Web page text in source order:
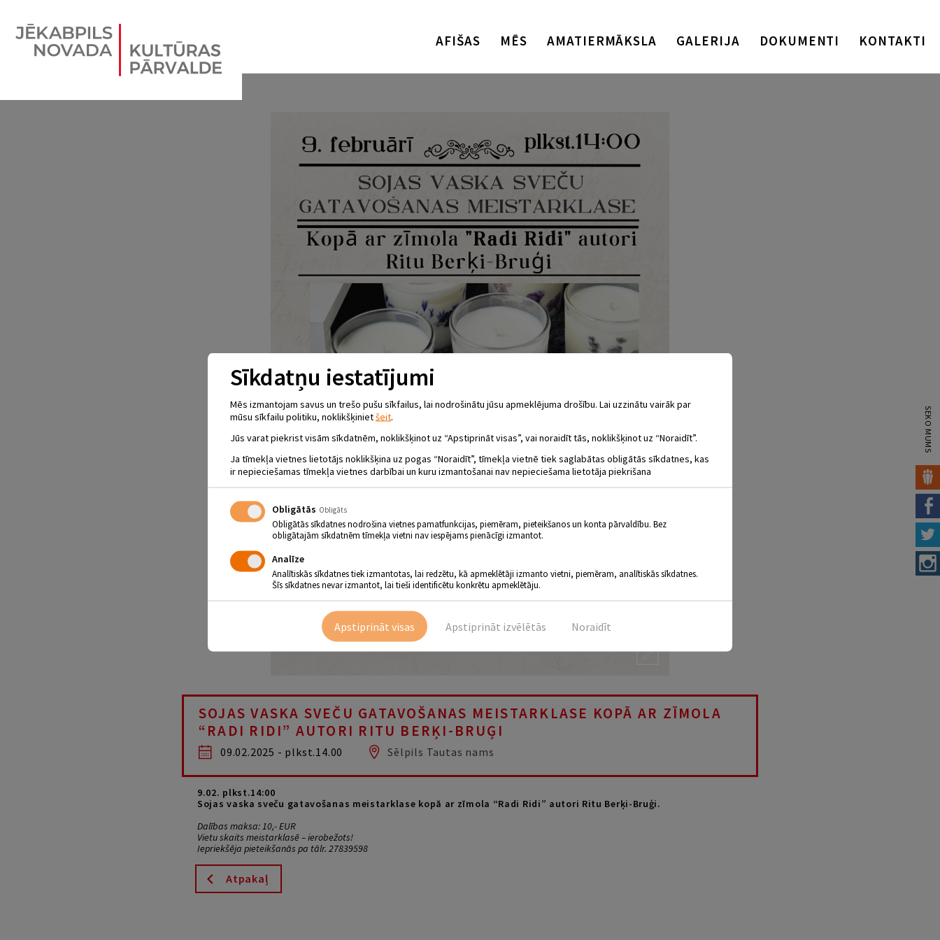
AFIŠAS MĒS AMATIERMĀKSLA GALERIJA DOKUMENTI KONTAKTI
SOJAS VASKA SVEČU GATAVOŠANAS MEISTARKLASE KOPĀ AR ZĪMOLA
“RADI RIDI” AUTORI RITU BERĶI-BRUĢI
09.02.2025 - plkst.14.00 Sēlpils Tautas nams
9.02. plkst.14:00
Sojas vaska sveču gatavošanas meistarklase kopā ar zīmola “Radi Ridi” autori Ritu Berķi-Bruģi.
Dalības maksa: 10,- EUR
Vietu skaits meistarklasē – ierobežots!
Iepriekšēja pieteikšanās pa tālr. 27839598
Atpakaļ
SEKO MUMS
Sīkdatņu iestatījumi
Mēs izmantojam savus un trešo pušu sīkfailus, lai nodrošinātu jūsu apmeklējuma drošību. Lai uzzinātu vairāk par
mūsu sīkfailu politiku, noklikšķinietšeit.
Jūs varat piekrist visām sīkdatnēm, noklikšķinot uz “Apstiprināt visas”, vai noraidīt tās, noklikšķinot uz “Noraidīt”.
Ja tīmekļa vietnes lietotājs noklikšķina uz pogas “Noraidīt”, tīmekļa vietnē tiek saglabātas obligātās sīkdatnes, kas
ir nepieciešamas tīmekļa vietnes darbībai un kuru izmantošanai nav nepieciešama lietotāja piekrišana
Obligātās Obligāts
Obligātās sīkdatnes nodrošina vietnes pamatfunkcijas, piemēram, pieteikšanos un konta pārvaldību. Bez
obligātajām sīkdatnēm tīmekļa vietni nav iespējams pienācīgi izmantot.
Analīze
Analītiskās sīkdatnes tiek izmantotas, lai redzētu, kā apmeklētāji izmanto vietni, piemēram, analītiskās sīkdatnes.
Šīs sīkdatnes nevar izmantot, lai tieši identificētu konkrētu apmeklētāju.
Noraidīt
Apstiprināt izvēlētās
Apstiprināt visas